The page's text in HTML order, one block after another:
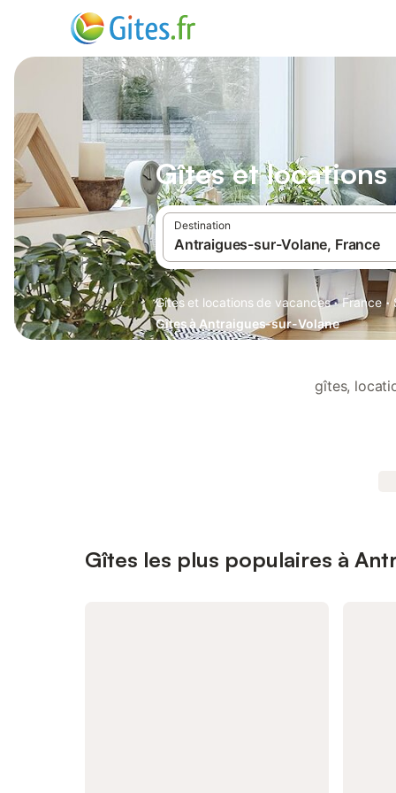
Gîtes et locations
Destination
Gîtes et locations de vacances · France ·
Gîtes à Antraigues-sur-Volane
gîtes,
Gîtes les plus populaires à